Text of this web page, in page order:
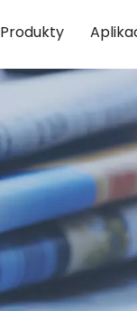
Produkty